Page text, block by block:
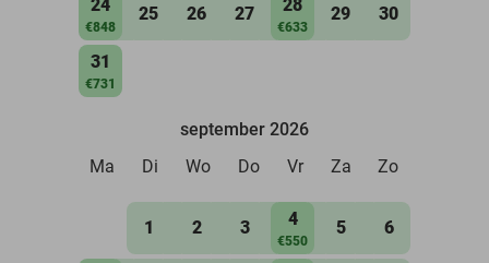
24
€848
25 26 27 28
€633
29 30
31
€731
september 2026
Ma
Di Wo Do Vr Za Zo
1 2 3 4
€550
5 6